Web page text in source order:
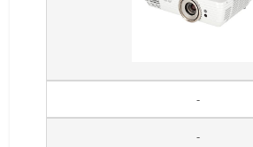
-
-